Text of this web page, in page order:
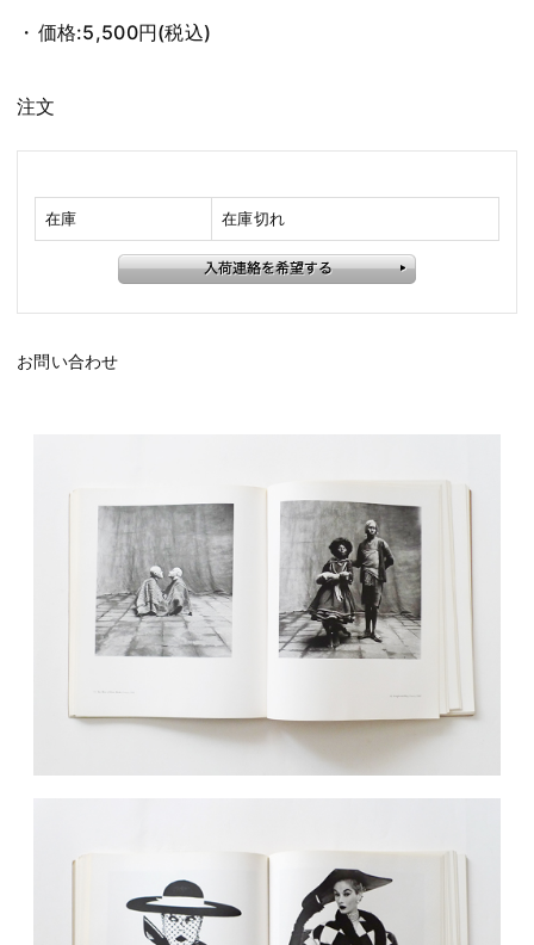
価格:5,500円(税込)
注文
在庫 在庫切れ
お問い合わせ